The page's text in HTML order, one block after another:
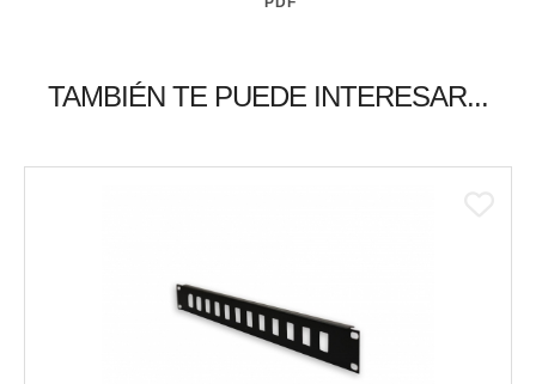
TAMBIÉN TE PUEDE INTERESAR...